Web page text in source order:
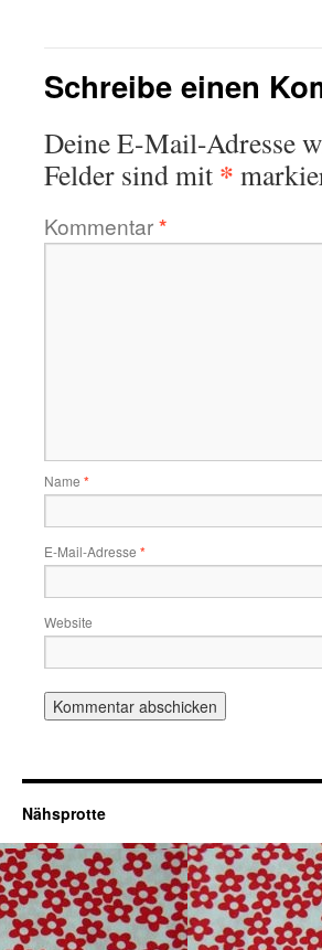
Schreibe einen
Deine E-Mail-Adresse
Felder sind mit *
Kommentar*
Name *
E-Mail-Adresse *
Website
Nähsprotte